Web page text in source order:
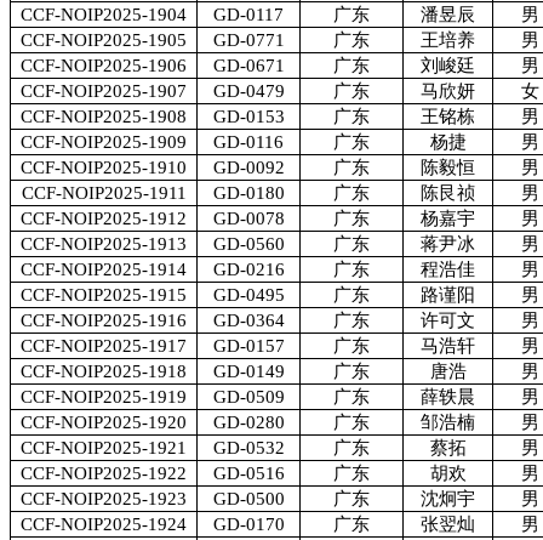
CCF-NOIP2025-1904
GD-0117 广东 潘昱辰
男
CCF-NOIP2025-1905
GD-0771 广东 王培养
男
CCF-NOIP2025-1906
GD-0671 广东 刘峻廷
男
CCF-NOIP2025-1907
GD-0479 广东 马欣妍
女
CCF-NOIP2025-1908
GD-0153 广东 王铭栋
男
CCF-NOIP2025-1909
GD-0116 广东 杨捷
男
CCF-NOIP2025-1910
GD-0092 广东 陈毅恒
男
CCF-NOIP2025-1911
GD-0180 广东 陈艮祯
男
CCF-NOIP2025-1912
GD-0078 广东 杨嘉宇
男
CCF-NOIP2025-1913
GD-0560 广东 蒋尹冰
男
CCF-NOIP2025-1914
GD-0216 广东 程浩佳
男
CCF-NOIP2025-1915
GD-0495 广东 路谨阳
男
CCF-NOIP2025-1916
GD-0364 广东 许可文
男
CCF-NOIP2025-1917
GD-0157 广东 马浩轩
男
CCF-NOIP2025-1918
GD-0149 广东 唐浩
男
CCF-NOIP2025-1919
GD-0509 广东 薛轶晨
男
CCF-NOIP2025-1920
GD-0280 广东 邹浩楠
男
CCF-NOIP2025-1921
GD-0532 广东 蔡拓
男
CCF-NOIP2025-1922
GD-0516 广东 胡欢
男
CCF-NOIP2025-1923
GD-0500 广东 沈炯宇
男
CCF-NOIP2025-1924
GD-0170 广东 张翌灿
男